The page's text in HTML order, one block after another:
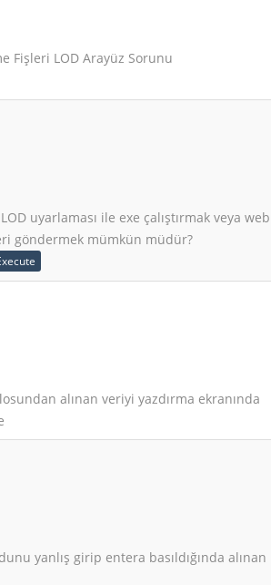
Fişleri LOD Arayüz Sorunu
uyarlaması ile exe çalıştırmak veya web
göndermek mümkün müdür?
alınan veriyi yazdırma ekranında
yanlış girip entera basıldığında